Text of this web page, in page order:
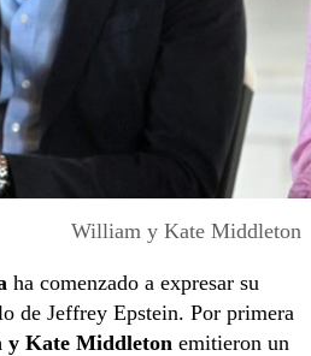
William y Kate Middleton
ha comenzado a expresar su
de Jeffrey Epstein. Por primera
Kate Middleton emitieron un